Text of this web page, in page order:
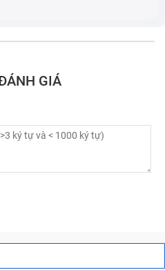
hiệu nhận biết sạc bị hỏng,
nguyên nhân gây ra tình
bạn sử dụng sạc Adapter
không ổn định giữa nguồn
chập, hỏng chíp,...
điện,...
bạn làm rơi sạc Adapter,
GIÁ